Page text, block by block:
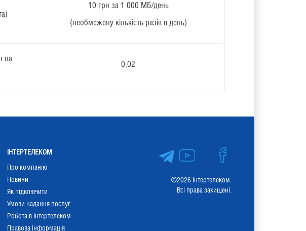
10 грн за 1 000 МБ/день
(необмежену кількість разів в день)
на
0,02
©2026 Інтертелеком.
Всі права захищені.
ІНТЕРТЕЛЕКОМ
Про компанію
Новини
Як підключити
Умови надання послуг
Робота в Інтертелеком
Правова інформація